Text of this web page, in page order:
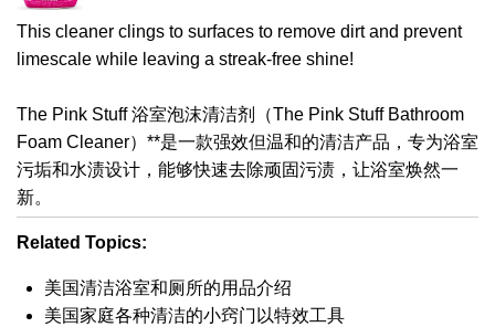
This cleaner clings to surfaces to remove dirt and prevent
limescale while leaving a streak-free shine!
The Pink Stuff 浴室泡沫清洁剂（The Pink Stuff Bathroom
Foam Cleaner）**是一款强效但温和的清洁产品，专为浴室
污垢和水渍设计，能够快速去除顽固污渍，让浴室焕然一
新。
Related Topics:
美国清洁浴室和厕所的用品介绍
美国家庭各种清洁的小窍门以特效工具